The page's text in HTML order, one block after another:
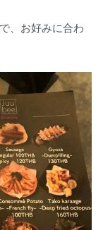
、お好みに合わ